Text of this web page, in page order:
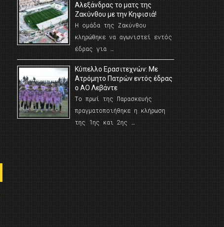
Αλεξάνδρας το ματς της
Ζακύνθου με την Κηφισιά!
Η ομάδα της Ζακύνθου
κληρώθηκε να αγωνιστεί εντός
έδρας για …
Κύπελλο Ερασιτεχνών: Με
Ατρόμητο Πατρών εντός έδρας
ο ΑΟ Λεβάντε
Το πρωί της Παρασκευής
πραγματοποιήθηκε η κλήρωση
της 1ης και 2ης …